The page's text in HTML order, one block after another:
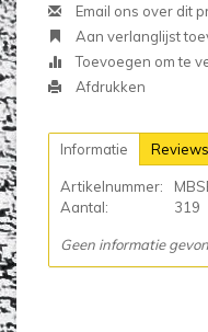
Email ons over dit
Aan verlanglijst
Toevoegen om te
Afdrukken
Informatie Reviews
Artikelnummer:
Aantal:
319
Geen informatie